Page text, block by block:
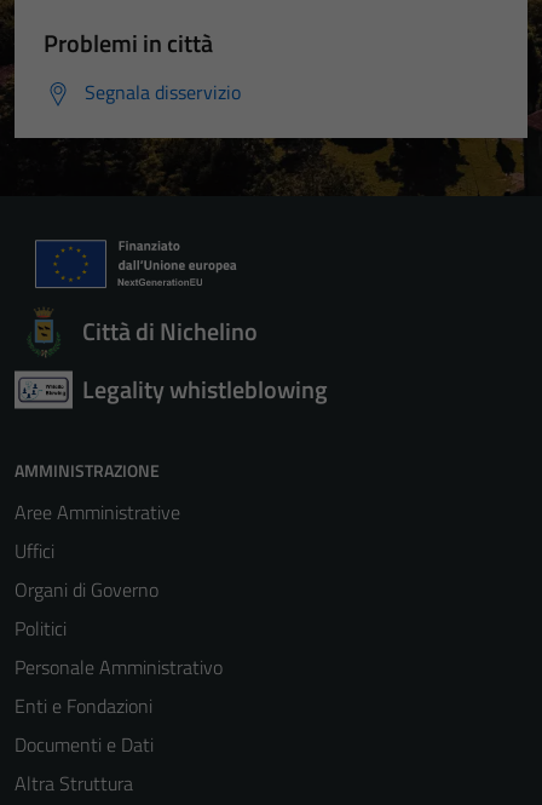
Problemi in città
Segnala disservizio
Città di Nichelino
Legality whistleblowing
AMMINISTRAZIONE
Aree Amministrative
Uffici
Organi di Governo
Politici
Personale Amministrativo
Enti e Fondazioni
Documenti e Dati
Altra Struttura